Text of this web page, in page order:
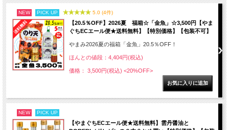
NEW PICK UP 5.0 (4件)
【20.5％OFF】2026夏 福箱☆「金魚」☆3,500円【やま
ぐちECエール便★送料無料】【特別価格】【包装不可】
やまみ2026夏の福箱「金魚」20.5％OFF！
ほんとの値段：4,404円(税込)
価格： 3,500円(税込) <20%OFF>
NEW PICK UP
【やまぐちECエール便★送料無料】雲丹醤油と